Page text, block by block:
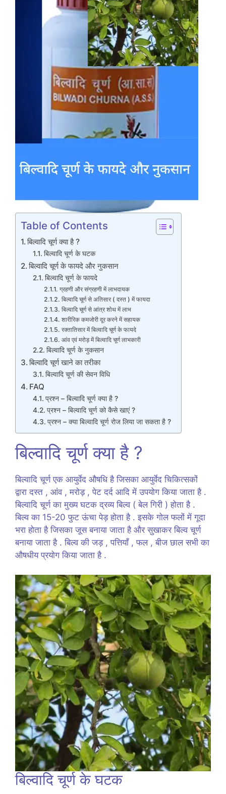
Table of Contents
बिल्वादि चूर्ण क्या है ?
बिल्वादि चूर्ण के घटक
बिल्वादि चूर्ण के फायदे और नुकसान
बिल्वादि चूर्ण के फायदे
ग्रहणी और संग्रहणी में लाभदायक
बिल्वादि चूर्ण से अतिसार ( दस्त ) में फायदा
बिल्वादि चूर्ण से आंत्र शोथ में लाभ
शारीरिक कमजोरी दूर करने में सहायक
रक्तातिसार में बिल्वादि चूर्ण के फायदे
आंव एवं मरोड़ में बिल्वादि चूर्ण लाभकारी
बिल्वादि चूर्ण के नुकसान
बिल्वादि चूर्ण खाने का तरीका
बिल्वादि चूर्ण की सेवन विधि
FAQ
प्रश्न – बिल्वादि चूर्ण क्या है ?
प्रश्न – बिल्वादि चूर्ण को कैसे खाएं ?
प्रश्न – क्या बिल्वादि चूर्ण रोज लिया जा सकता है ?
बिल्वादि चूर्ण क्या है ?
बिल्वादि चूर्ण एक आयुर्वेद औषधि है जिसका आयुर्वेद चिकित्सकों
द्वारा दस्त , आंव , मरोड़ , पेट दर्द आदि में उपयोग किया जाता है .
बिल्वादि चूर्ण का मुख्य घटक द्रव्य बिल्व ( बेल गिरी ) होता है .
बिल्व का 15-20 फुट ऊंचा पेड़ होता है . इसके गोल फलों में गूदा
भरा होता है जिसका जूस बनाया जाता है और सुखाकर बिल्व चूर्ण
बनाया जाता है . बिल्व की जड़ , पत्तियाँ , फल , बीज छाल सभी का
औषधीय प्रयोग किया जाता है .
बिल्वादि चूर्ण के घटक